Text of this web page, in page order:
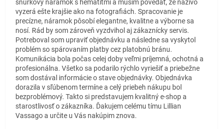
šnúrkový náramok s hematitmi a musím povedať, že naživo
vyzerá ešte krajšie ako na fotografiách. Spracovanie je
precízne, náramok pôsobí elegantne, kvalitne a výborne sa
nosí. Rád by som zároveň vyzdvihol aj zákaznícky servis.
Potreboval som upraviť objednávku a následne sa vyskytol
problém so spárovaním platby cez platobnú bránu.
Komunikácia bola počas celej doby veľmi príjemná, ochotná a
profesionálna. Všetko sa podarilo rýchlo vyriešiť a priebežne
som dostával informácie o stave objednávky. Objednávka
dorazila v sľúbenom termíne a celý priebeh nákupu bol
bezproblémový. Takto si predstavujem kvalitný e-shop a
starostlivosť o zákazníka. Ďakujem celému tímu Lillian
Vassago a určite u Vás nakúpim znova.